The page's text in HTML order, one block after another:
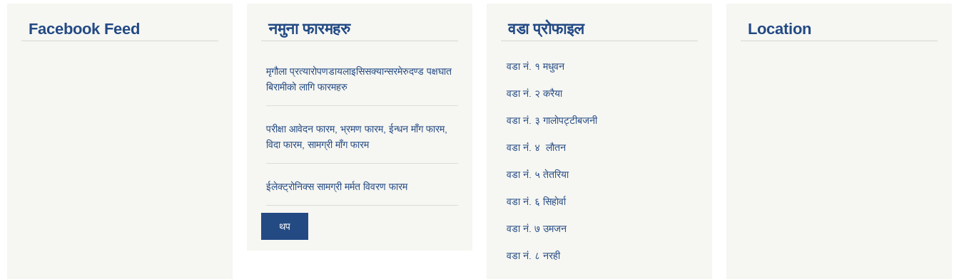
Facebook Feed नमुना फारमहरु
मृगौला प्रत्यारोपणडायलाइसिसक्यान्सरमेरुदण्ड पक्षघात
बिरामीको लागि फारमहरु
परीक्षा आवेदन फारम, भ्रमण फारम, ईन्धन माँग फारम,
विदा फारम, सामग्री माँग फारम
ईलेक्ट्रोनिक्स सामग्री मर्मत विवरण फारम
थप
वडा प्रोफाइल
वडा नं. १ मधुवन
वडा नं. २ करैया
वडा नं. ३ गालाेपट्टीबजनी
वडा नंं. ४ लाैतन
वडा नंं. ५ तेतरिया
वडा नं. ६ सिहाेर्वा
वडा नं. ७ उमजन
वडा नं. ८ नरही
Location